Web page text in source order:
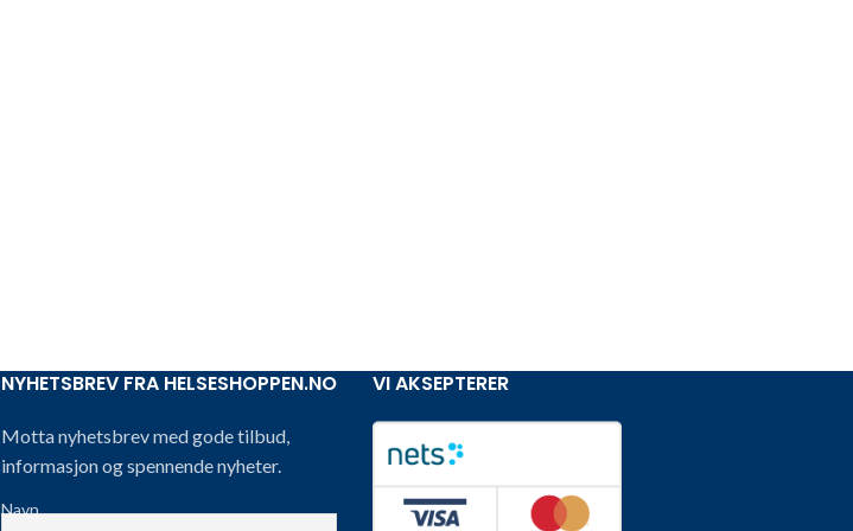
NYHETSBREV FRA HELSESHOPPEN.NO
Motta nyhetsbrev med gode tilbud,
informasjon og spennende nyheter.
Navn
VI AKSEPTERER